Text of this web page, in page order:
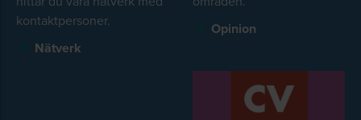
kontaktpersoner.
Nätverk
Opinion